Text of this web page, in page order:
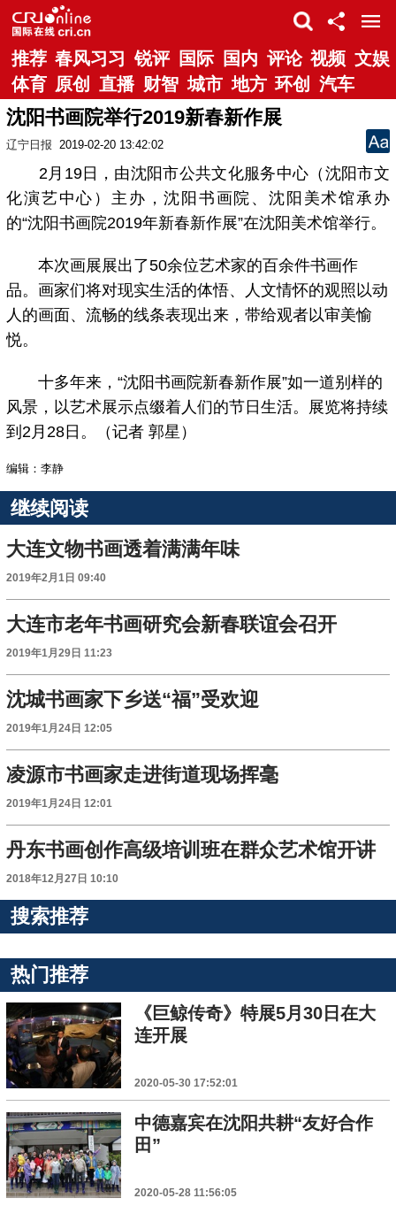
推荐 春风习习 锐评 国际 国内 评论 视频 文娱
体育 原创 直播 财智 城市 地方 环创 汽车
沈阳书画院举行2019新春新作展
辽宁日报 2019-02-20 13:42:02
2月19日，由沈阳市公共文化服务中心（沈阳市文
化演艺中心）主办，沈阳书画院、沈阳美术馆承办
的“沈阳书画院2019年新春新作展”在沈阳美术馆举行。
本次画展展出了50余位艺术家的百余件书画作
品。画家们将对现实生活的体悟、人文情怀的观照以动
人的画面、流畅的线条表现出来，带给观者以审美愉
悦。
十多年来，“沈阳书画院新春新作展”如一道别样的
风景，以艺术展示点缀着人们的节日生活。展览将持续
到2月28日。（记者 郭星）
编辑：李静
继续阅读
大连文物书画透着满满年味
2019年2月1日 09:40
大连市老年书画研究会新春联谊会召开
2019年1月29日 11:23
沈城书画家下乡送“福”受欢迎
2019年1月24日 12:05
凌源市书画家走进街道现场挥毫
2019年1月24日 12:01
丹东书画创作高级培训班在群众艺术馆开讲
2018年12月27日 10:10
搜索推荐
热门推荐
《巨鲸传奇》特展5月30日在大
连开展
2020-05-30 17:52:01
中德嘉宾在沈阳共耕“友好合作
田”
2020-05-28 11:56:05